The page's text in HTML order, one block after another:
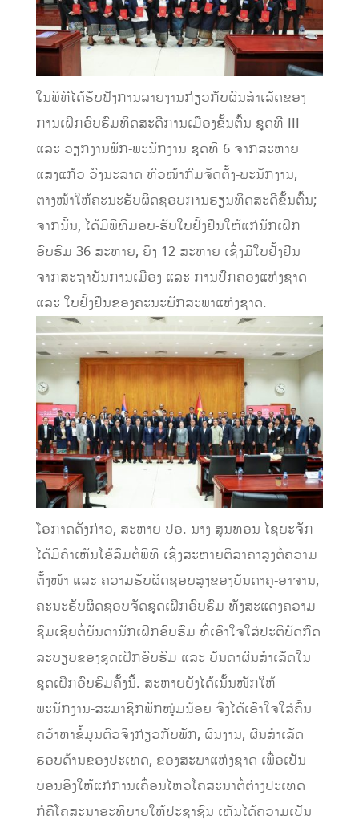
ໃນພິທີໄດ້ຮັບຟັງການລາຍງານກ່ຽວກັບຜົນສໍາເລັດຂອງ
ການເຝິກອົບຮົມທິດສະດີການເມືອງຂັ້ນຕົ້ນ ຊຸດທີ III
ແລະ ວຽກງານພັກ-ພະນັກງານ ຊຸດທີ 6 ຈາກສະຫາຍ
ແສງແກ້ວ ວົງນະລາດ ຫົວໜ້າກົມຈັດຕັ້ງ-ພະນັກງານ,
ຕາງໜ້າໃຫ້ຄະນະຮັບຜິດຊອບການຮຽນທິດສະດີຂັ້ນຕົ້ນ;
ຈາກນັ້ນ, ໄດ້ມີພິທີມອບ-ຮັບໃບຢັ້ງຢືນໃຫ້ແກ່ນັກເຝິກ
ອົບຮົມ 36 ສະຫາຍ, ຍິງ 12 ສະຫາຍ ເຊິ່ງມີໃບຢັ້ງຢືນ
ຈາກສະຖາບັນການເມືອງ ແລະ ການປົກຄອງແຫ່ງຊາດ
ແລະ ໃບຢັ້ງຢືນຂອງຄະນະພັກສະພາແຫ່ງຊາດ.
ໂອກາດດັ່ງກ່າວ, ສະຫາຍ ປອ. ນາງ ສູນທອນ ໄຊຍະຈັກ
ໄດ້ມີຄຳເຫັນໂອ້ລົມຕໍ່ພິທີ ເຊິ່ງສະຫາຍຕີລາຄາສູງຕໍ່ຄວາມ
ຕັ້ງໜ້າ ແລະ ຄວາມຮັບຜິດຊອບສູງຂອງບັນດາຄູ-ອາຈານ,
ຄະນະຮັບຜິດຊອບຈັດຊຸດເຝິກອົບຮົມ ທັງສະແດງຄວາມ
ຊົມເຊີຍຕໍ່ບັນດານັກເຝິກອົບຮົມ ທີ່ເອົາໃຈໃສ່ປະຕິບັດກົດ
ລະບຽບຂອງຊຸດເຝິກອົບຮົມ ແລະ ບັນດາຜົນສຳເລັດໃນ
ຊຸດເຝິກອົບຮົມຄັ້ງນີ້. ສະຫາຍຍັງໄດ້ເນັ້ນໜັກໃຫ້
ພະນັກງານ-ສະມາຊິກພັກໜຸ່ມນ້ອຍ ຈົ່ງໄດ້ເອົາໃຈໃສ່ຄົ້ນ
ຄວ້າຫາຂໍ້ມູນຕົວຈິງກ່ຽວກັບພັກ, ຜົນງານ, ຜົນສໍາເລັດ
ຮອບດ້ານຂອງປະເທດ, ຂອງສະພາແຫ່ງຊາດ ເພື່ອເປັນ
ບ່ອນອີງໃຫ້ແກ່ການເຄື່ອນໄຫວໂຄສະນາຕໍ່ຕ່າງປະເທດ
ກໍຄືໂຄສະນາອະທິບາຍໃຫ້ປະຊາຊົນ ເຫັນໄດ້ຄວາມເປັນ